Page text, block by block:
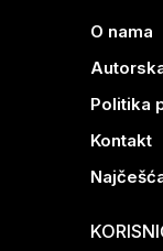
O nama
Politika
Kontakt